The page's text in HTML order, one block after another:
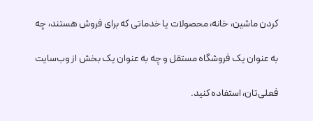
کردن ماشین، خانه، محصولات یا خدماتی که برای فروش هستند، چه
به عنوان یک فروشگاه مستقل و چه به عنوان یک بخش از وب‌سایت
فعلی‌تان، استفاده کنید.